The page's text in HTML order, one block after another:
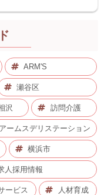
ARM'S
瀬谷区
沢 訪問介護
アームスデリステーション
横浜市
人採用情報
ービス 人材育成